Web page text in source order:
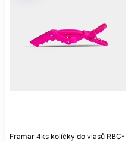
upevnění drdolů a
uzavřená pinetka;
připraveného základu.
a
délku a pružinu pro husté
Framar 4ks kolíčky do vlasů RBC-